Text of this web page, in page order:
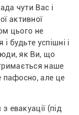
чути Вас і
активної
цього не
будьте успішні і
як Ви, що
наше
пафосно, але це
евакуації (під